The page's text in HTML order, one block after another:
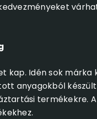
kap. Idén sok
anyagokból
termékekre.